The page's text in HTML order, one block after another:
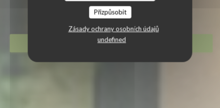
Přizpůsobit
Zásady ochrany osobních údajů
undefined
REZERVOVAT STŮL